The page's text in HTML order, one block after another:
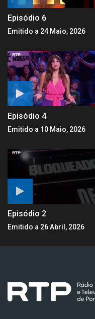
Episódio 6
Emitido a 24 Maio, 2026
Episódio 4
Emitido a 10 Maio, 2026
Episódio 2
Emitido a 26 Abril, 2026